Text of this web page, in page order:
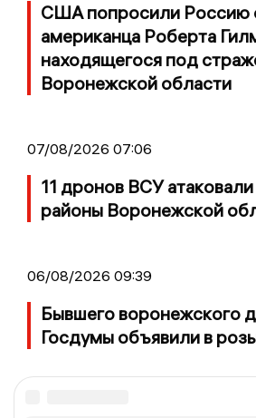
США попросили Россию
американца Роберта
находящегося под
Воронежской области
07/08/2026 07:06
11 дронов ВСУ
районы Воронежской
06/08/2026 09:39
Бывшего воронежского
Госдумы объявили в